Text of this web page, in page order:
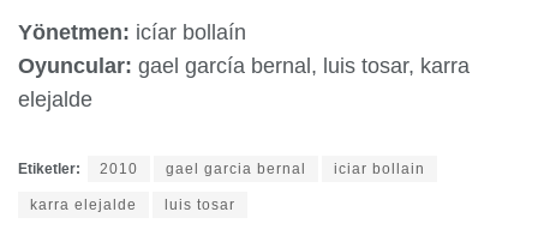
Yönetmen: icíar bollaín
Oyuncular: gael garcía bernal, luis tosar, karra
elejalde
Etiketler: 2010 gael garcia bernal iciar bollain
karra elejalde luis tosar